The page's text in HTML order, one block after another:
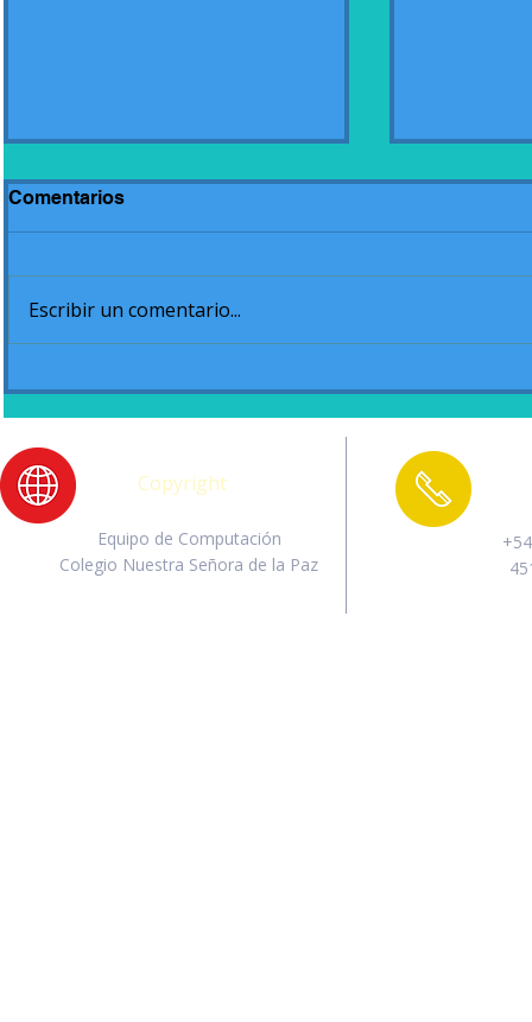
Ciclo 2020
Grado
Comentarios
Escribir un comentario...
Copyright
Equipo de Computación
Colegio Nuestra Señora de la Paz